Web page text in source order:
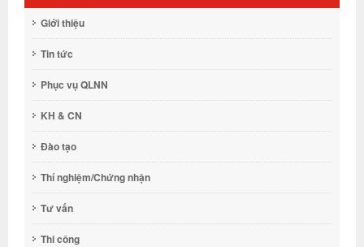
Giới thiệu
Tin tức
Phục vụ QLNN
KH & CN
Đào tạo
Thí nghiệm/Chứng nhận
Tư vấn
Thi công